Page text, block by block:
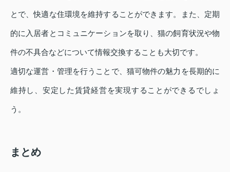
とで、快適な住環境を維持することができます。また、定期
的に入居者とコミュニケーションを取り、猫の飼育状況や物
件の不具合などについて情報交換することも大切です。
適切な運営・管理を行うことで、猫可物件の魅力を長期的に
維持し、安定した賃貸経営を実現することができるでしょ
う。
まとめ